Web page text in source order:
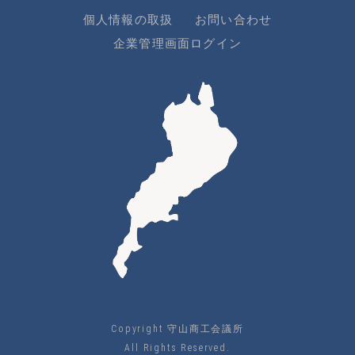
個人情報の取扱
お問い合わせ
企業管理画面ログイン
Copyright 守山商工会議所
All Rights Reserved.